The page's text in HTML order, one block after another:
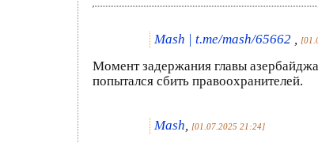
Mash | t.me/mash/65662 ,
Момент задержания главы
попытался сбить правоохранителей.
Mash, [01.07.2025 21:24]